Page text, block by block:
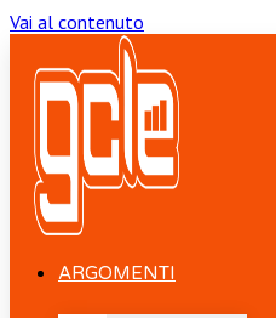
Vai al contenuto
ARGOMENTI